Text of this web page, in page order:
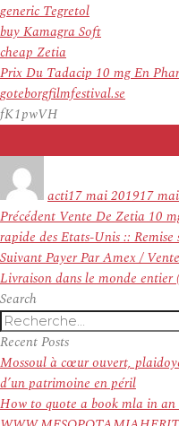
generic Tegretol
buy Kamagra Soft
cheap Zetia
Prix Du Tadacip 10 mg En
goteborgfilmfestival.se
fK1pwVH
actile
17 mai 201917
Navigation
de
l’article
Précédent Article
précédent :
Vente De Zetia 10
rapide des Etats-Unis :: Remise
SuivantArticle
suivant :
Payer Par Amex /
Livraison dans le monde entier
Search
Recherche
pour
:
Recent Posts
Mossoul à cœur ouvert,
d’un patrimoine en péril
How to quote a book mla in an